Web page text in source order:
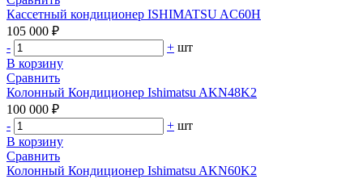
Кассетный кондиционер ISHIMATSU AC60H
105 000 ₽
-
+ шт
В корзину
Сравнить
Колонный Кондиционер Ishimatsu AKN48K2
100 000 ₽
-
+ шт
В корзину
Сравнить
Колонный Кондиционер Ishimatsu AKN60K2